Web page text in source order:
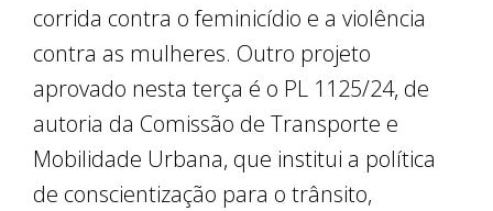
corrida contra o feminicídio e a violência
contra as mulheres. Outro projeto
aprovado nesta terça é o PL 1125/24, de
autoria da Comissão de Transporte e
Mobilidade Urbana, que institui a política
de conscientização para o trânsito,